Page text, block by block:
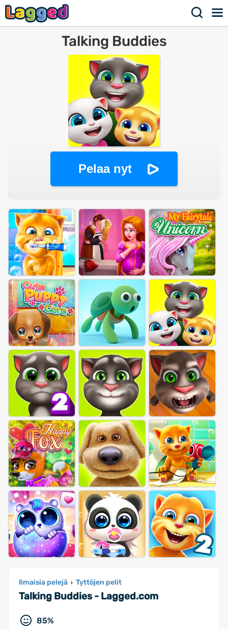
Talking Buddies
Pelaa nyt
Ilmaisia pelejä › Tyttöjen pelit
Talking Buddies - Lagged.com
85%